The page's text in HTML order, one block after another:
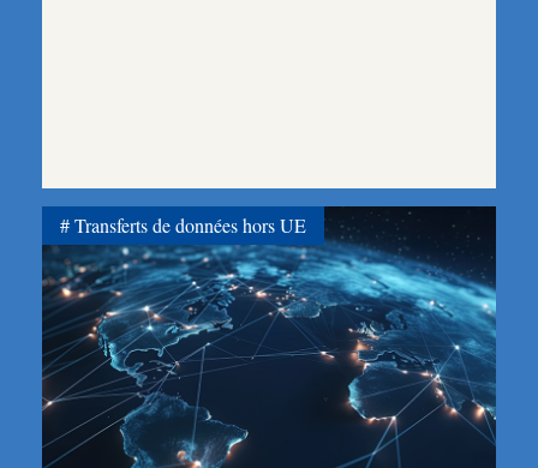
Transferts de données hors UE